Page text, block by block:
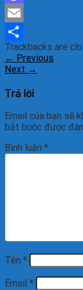
Mastodon
Email
Share
Trackbacks are
← Previous
Next →
Trả lời
Email của bạn sẽ
bắt buộc được
Bình luận *
Tên *
Email *